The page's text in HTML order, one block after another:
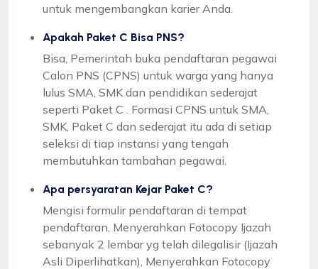
untuk mengembangkan karier Anda.
Apakah Paket C Bisa PNS?
Bisa, Pemerintah buka pendaftaran pegawai
Calon PNS (CPNS) untuk warga yang hanya
lulus SMA, SMK dan pendidikan sederajat
seperti Paket C . Formasi CPNS untuk SMA,
SMK, Paket C dan sederajat itu ada di setiap
seleksi di tiap instansi yang tengah
membutuhkan tambahan pegawai.
Apa persyaratan Kejar Paket C?
Mengisi formulir pendaftaran di tempat
pendaftaran, Menyerahkan Fotocopy Ijazah
sebanyak 2 lembar yg telah dilegalisir (Ijazah
Asli Diperlihatkan), Menyerahkan Fotocopy